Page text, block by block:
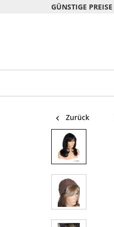
GÜNSTIGE PREISE
Zurück